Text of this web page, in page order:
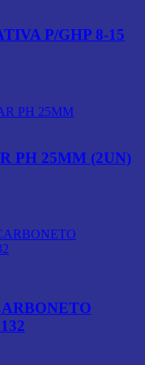
P/GHP 8-15
PH 25MM (2UN)